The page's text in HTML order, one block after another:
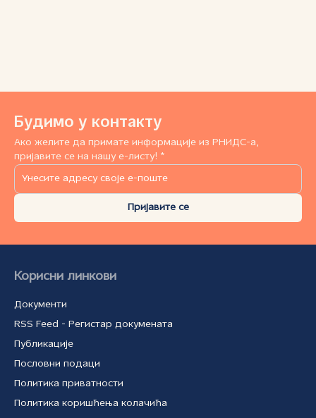
Будимо у контакту
Ако желите да примате информације из РНИДС-а,
пријавите се на нашу е-листу! *
Пријавите се
Корисни линкови
Документи
RSS Feed - Регистар докумената
Публикације
Пословни подаци
Политика приватности
Политика коришћења колачића